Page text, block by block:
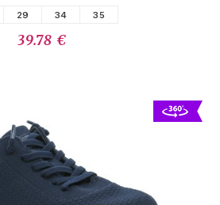
29 34 35
39.78 €